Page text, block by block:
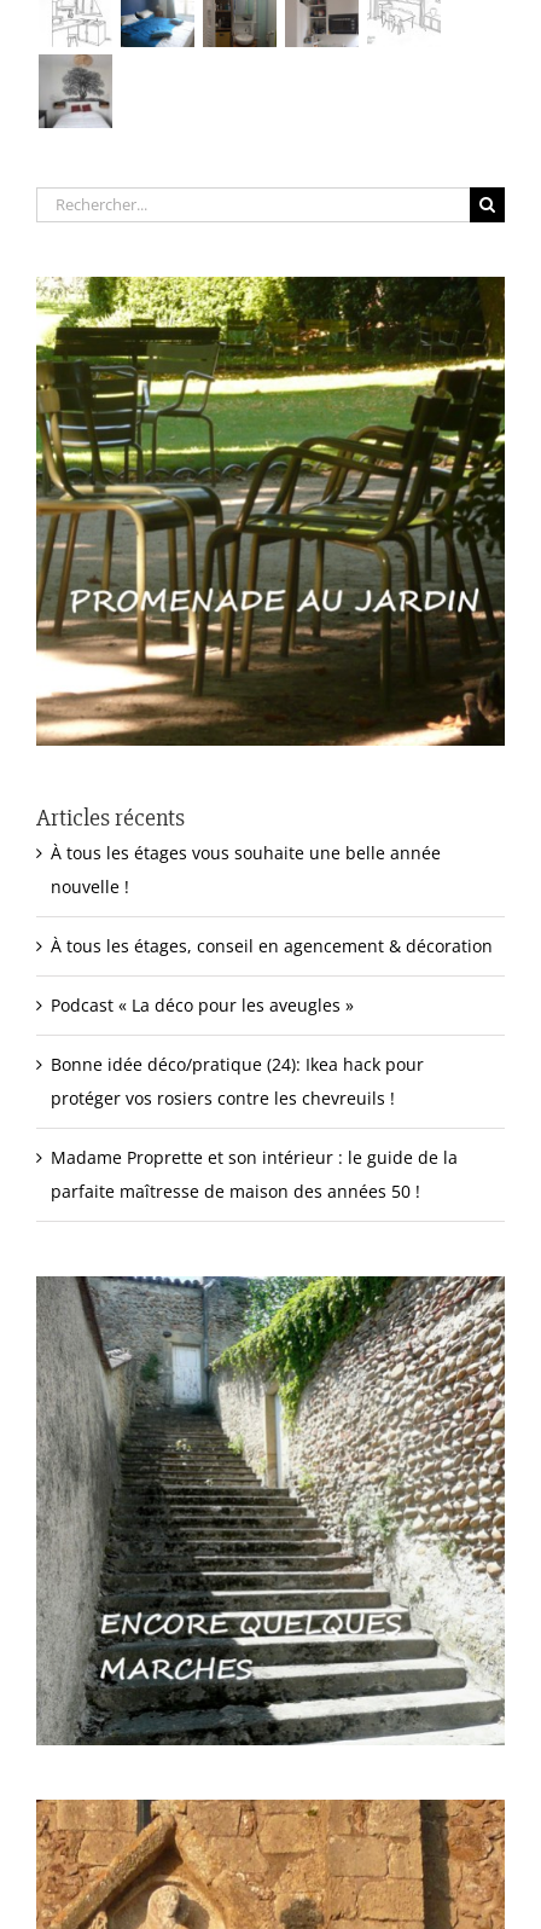
Rechercher:
Articles récents
À tous les étages vous souhaite une belle année
nouvelle !
À tous les étages, conseil en agencement & décoration
Podcast « La déco pour les aveugles »
Bonne idée déco/pratique (24): Ikea hack pour
protéger vos rosiers contre les chevreuils !
Madame Proprette et son intérieur : le guide de la
parfaite maîtresse de maison des années 50 !